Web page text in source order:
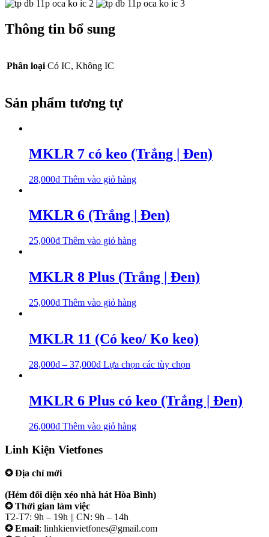
Thông tin bổ sung
Phân loại Có IC, Không IC
Sản phẩm tương tự
MKLR 7 có keo (Trắng | Đen)
28,000₫ Thêm vào giỏ hàng
MKLR 6 (Trắng | Đen)
25,000₫ Thêm vào giỏ hàng
MKLR 8 Plus (Trắng | Đen)
25,000₫ Thêm vào giỏ hàng
MKLR 11 (Có keo/ Ko keo)
28,000₫ – 37,000₫ Lựa chọn các tùy chọn
MKLR 6 Plus có keo (Trắng | Đen)
26,000₫ Thêm vào giỏ hàng
Linh Kiện Vietfones
✪ Địa chỉ mới
(Hẻm đối diện xéo nhà hát Hòa Bình)
✪ Thời gian làm việc
T2-T7: 9h – 19h || CN: 9h – 14h
✪ Email: linhkienvietfones@gmail.com